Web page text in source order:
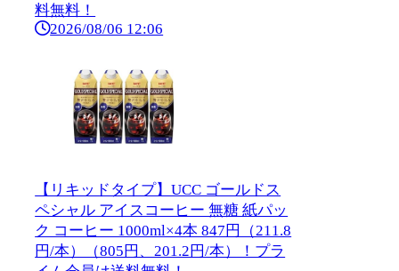
料無料！
2026/08/06 12:06
【リキッドタイプ】UCC ゴールドス
ペシャル アイスコーヒー 無糖 紙パッ
ク コーヒー 1000ml×4本 847円（211.8
円/本）（805円、201.2円/本）！プラ